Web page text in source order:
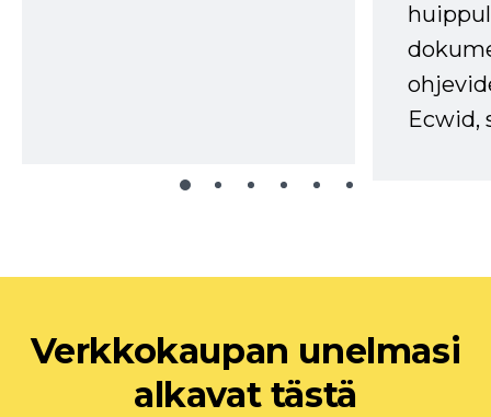
Ecwid,
Verkkokaupan unelmasi
alkavat tästä